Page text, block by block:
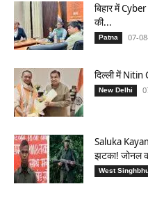
बिहार में
की...
Patna 07-
दिल्ली में Nitin
New Delhi
Saluka
झटका! जोनल
West